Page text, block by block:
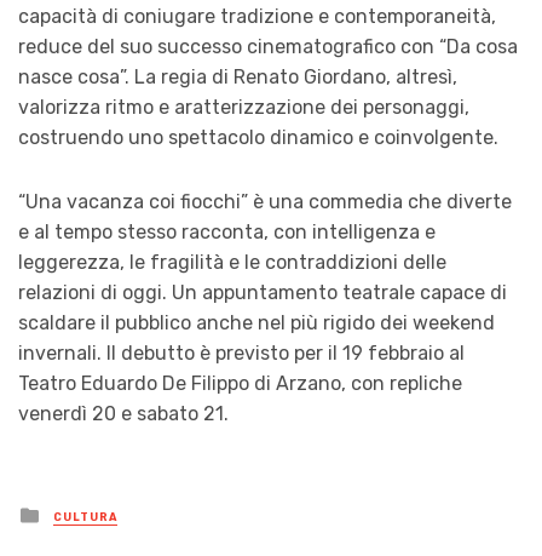
capacità di coniugare tradizione e contemporaneità,
reduce del suo successo cinematografico con “Da cosa
nasce cosa”. La regia di Renato Giordano, altresì,
valorizza ritmo e aratterizzazione dei personaggi,
costruendo uno spettacolo dinamico e coinvolgente.
“Una vacanza coi fiocchi” è una commedia che diverte
e al tempo stesso racconta, con intelligenza e
leggerezza, le fragilità e le contraddizioni delle
relazioni di oggi. Un appuntamento teatrale capace di
scaldare il pubblico anche nel più rigido dei weekend
invernali. Il debutto è previsto per il 19 febbraio al
Teatro Eduardo De Filippo di Arzano, con repliche
venerdì 20 e sabato 21.
Posted
in
CULTURA